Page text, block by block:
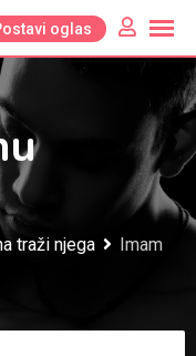
oglas
traži njega
Imam